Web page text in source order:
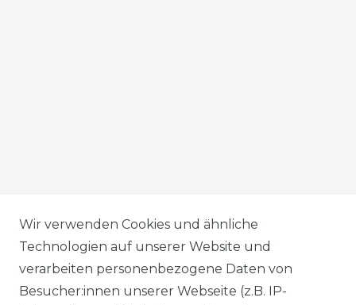
AGB
DATENSCHUTZERKLÄRUNG
Wir verwenden Cookies und ähnliche
Technologien auf unserer Website und
verarbeiten personenbezogene Daten von
Besucher:innen unserer Webseite (z.B. IP-